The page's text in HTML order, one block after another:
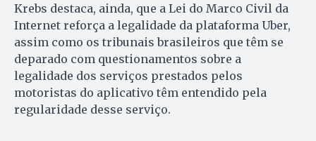
Krebs destaca, ainda, que a Lei do Marco Civil da
Internet reforça a legalidade da plataforma Uber,
assim como os tribunais brasileiros que têm se
deparado com questionamentos sobre a
legalidade dos serviços prestados pelos
motoristas do aplicativo têm entendido pela
regularidade desse serviço.